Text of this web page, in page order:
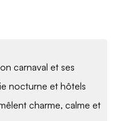
carnaval et ses
nocturne et hôtels
charme, calme et